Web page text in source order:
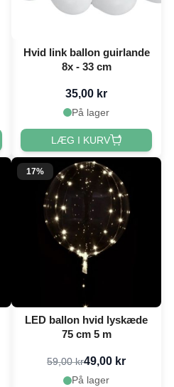
Hvid link ballon guirlande
8x - 33 cm
35,00 kr
På lager
LÆG I KURV
17%
LED ballon hvid lyskæde
75 cm 5 m
59,00 kr49,00 kr
På lager